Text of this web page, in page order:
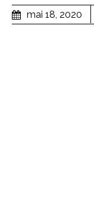
mai 18, 2020